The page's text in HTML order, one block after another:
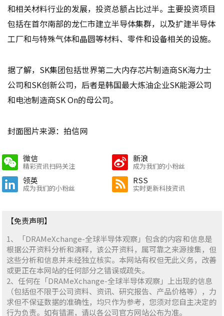
和相关材料行业的发展，投资总额占比过半。主要投资项目
包括在首尔南部的龙仁市建立半导体集群，以及扩建半导体
工厂和与特殊气体和晶圆等材料、零件和设备相关的设施。
据了解，SK集团包括世界第二大内存芯片制造商SK海力士
公司和SK创新公司，后者是韩国最大炼油企业SK能源公司
和电池制造商SK On的母公司。
封面图片来源：拍信网
微信
精彩资讯扫码关注
新浪
成为我们的小粉丝
领英
成为我们的小粉丝
RSS
实时更新科技资讯
【免责声明】
1、「DRAMeXchange-全球半导体观察」包含的内容和信息是
根据公开资料分析和演释，该公开资料，属可靠之来源搜集，但
这些分析和信息并未经独立核实。本网站有权但无此义务，改善
或更正在本网站的任何部分之错误或疏失。
2、任何在「DRAMeXchange-全球半导体观察」上出现的信息
（包括但不限于公司资料、资讯、研究报告、产品价格等），力
求但不保证数据的准确性，均只作为参考，您须对您自主决定的
行为负责。如有错漏，请以各公司官方网站公布为准。